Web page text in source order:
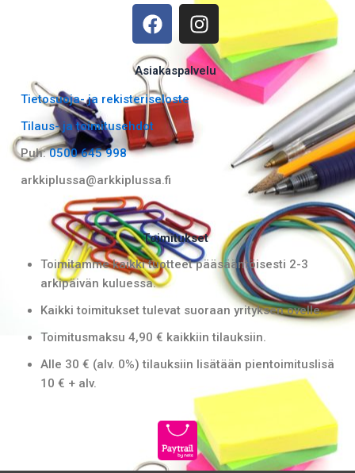
F
a
c
e
b
o
o
k
I
n
s
t
a
Asiakaspalvelu
Tietosuoja- ja rekisteriseloste
Tilaus- ja toimitusehdot
Puh:0500 645 998
arkkiplussa@arkkiplussa.fi
Toimitukset
Toimitamme kaikki tuotteet pääsääntöisesti 2-3
arkipäivän kuluessa.
Kaikki toimitukset tulevat suoraan yrityksen ovelle.
Toimitusmaksu 4,90 € kaikkiin tilauksiin.
Alle 30 € (alv. 0%) tilauksiin lisätään pientoimituslisä
10 € + alv.